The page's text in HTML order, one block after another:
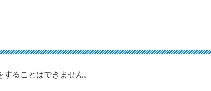
ることはできません。